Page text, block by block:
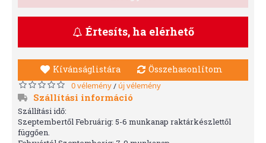
Értesíts, ha elérhető
Kívánságlistára Összehasonlítom
0 vélemény/ új vélemény
Szállítási információ
Szállítási idő:
Szeptembertől Februárig: 5-6 munkanap raktárkészlettől
függően.